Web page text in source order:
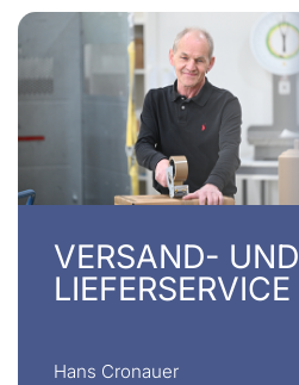
VERSAND- UND
LIEFERSERVICE
Hans Cronauer